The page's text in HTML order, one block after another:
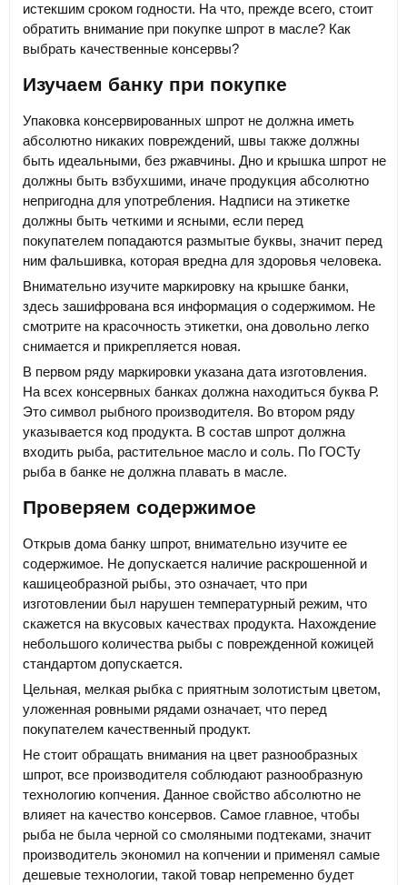
истекшим сроком годности. На что, прежде всего, стоит
обратить внимание при покупке шпрот в масле? Как
выбрать качественные консервы?
Изучаем банку при покупке
Упаковка консервированных шпрот не должна иметь
абсолютно никаких повреждений, швы также должны
быть идеальными, без ржавчины. Дно и крышка шпрот не
должны быть взбухшими, иначе продукция абсолютно
непригодна для употребления. Надписи на этикетке
должны быть четкими и ясными, если перед
покупателем попадаются размытые буквы, значит перед
ним фальшивка, которая вредна для здоровья человека.
Внимательно изучите маркировку на крышке банки,
здесь зашифрована вся информация о содержимом. Не
смотрите на красочность этикетки, она довольно легко
снимается и прикрепляется новая.
В первом ряду маркировки указана дата изготовления.
На всех консервных банках должна находиться буква Р.
Это символ рыбного производителя. Во втором ряду
указывается код продукта. В состав шпрот должна
входить рыба, растительное масло и соль. По ГОСТу
рыба в банке не должна плавать в масле.
Проверяем содержимое
Открыв дома банку шпрот, внимательно изучите ее
содержимое. Не допускается наличие раскрошенной и
кашицеобразной рыбы, это означает, что при
изготовлении был нарушен температурный режим, что
скажется на вкусовых качествах продукта. Нахождение
небольшого количества рыбы с поврежденной кожицей
стандартом допускается.
Цельная, мелкая рыбка с приятным золотистым цветом,
уложенная ровными рядами означает, что перед
покупателем качественный продукт.
Не стоит обращать внимания на цвет разнообразных
шпрот, все производителя соблюдают разнообразную
технологию копчения. Данное свойство абсолютно не
влияет на качество консервов. Самое главное, чтобы
рыба не была черной со смоляными подтеками, значит
производитель экономил на копчении и применял самые
дешевые технологии, такой товар непременно будет